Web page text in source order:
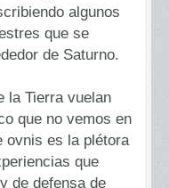
algunos
que se
de Saturno.
la Tierra vuelan
que no vemos en
ovnis es la plétora
que
de defensa de